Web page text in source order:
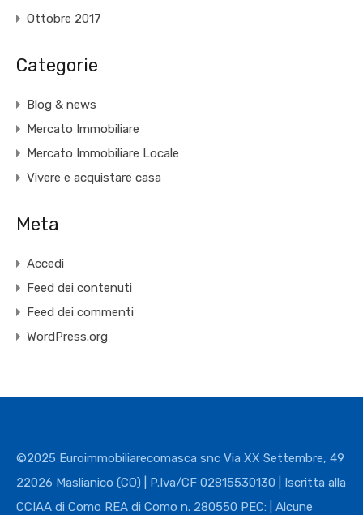
Ottobre 2017
Categorie
Blog & news
Mercato Immobiliare
Mercato Immobiliare Locale
Vivere e acquistare casa
Meta
Accedi
Feed dei contenuti
Feed dei commenti
WordPress.org
©2025 Euroimmobiliarecomasca snc Via XX Settembre, 49
22026 Maslianico (CO) | P.Iva/CF 02815530130 | Iscritta alla
CCIAA di Como REA di Como n. 280550 PEC: | Alcune